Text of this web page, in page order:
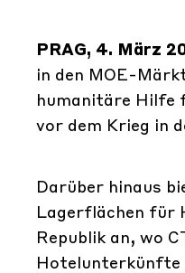
PRAG, 4. März
in den MOE-
humanitäre Hilfe
vor dem Krieg in
Darüber hinaus
Lagerflächen für
Republik an, wo